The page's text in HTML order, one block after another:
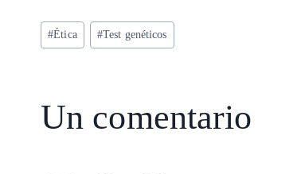
ts
A
eg
ra
eb
o
Etiquetas
de
#Ética #Test genéticos
Un comentario